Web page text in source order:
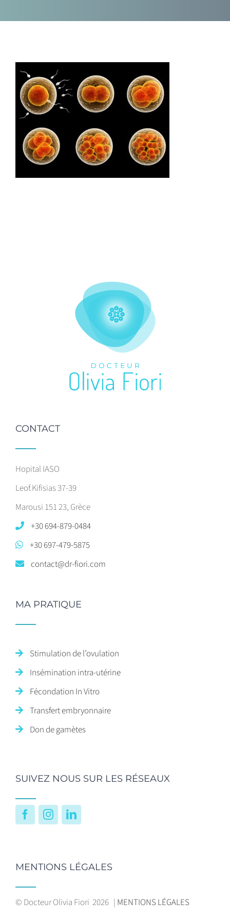
CONTACT
Hopital IASO
Leof.Kifisias 37-39
Marousi 151 23, Grèce
+30 694-879-0484
+30 697-479-5875
contact@dr-fiori.com
MA PRATIQUE
Stimulation de l’ovulation
Insémination intra-utérine
Fécondation In Vitro
Transfert embryonnaire
Don de gamètes
SUIVEZ NOUS SUR LES RÉSEAUX
FacebookInstagramLinkedIn
MENTIONS LÉGALES
© Docteur Olivia Fiori 2026 | MENTIONS LÉGALES